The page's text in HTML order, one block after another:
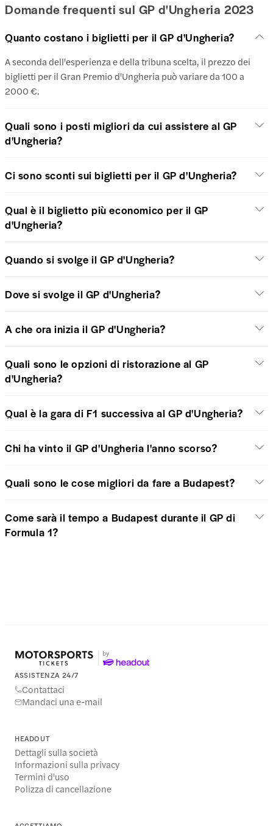
Domande frequenti sul GP d'Ungheria 2023
Quanto costano i biglietti per il GP d'Ungheria?
A seconda dell'esperienza e della tribuna scelta, il prezzo dei
biglietti per il Gran Premio d'Ungheria può variare da 100 a
2000 €.
Quali sono i posti migliori da cui assistere al GP
d'Ungheria?
Ci sono sconti sui biglietti per il GP d'Ungheria?
Qual è il biglietto più economico per il GP
d'Ungheria?
Quando si svolge il GP d'Ungheria?
Dove si svolge il GP d'Ungheria?
A che ora inizia il GP d'Ungheria?
Quali sono le opzioni di ristorazione al GP
d'Ungheria?
Qual è la gara di F1 successiva al GP d'Ungheria?
Chi ha vinto il GP d'Ungheria l'anno scorso?
Quali sono le cose migliori da fare a Budapest?
Come sarà il tempo a Budapest durante il GP di
Formula 1?
ASSISTENZA 24/7
Contattaci
Mandaci una e-mail
HEADOUT
Dettagli sulla società
Informazioni sulla privacy
Termini d'uso
Polizza di cancellazione